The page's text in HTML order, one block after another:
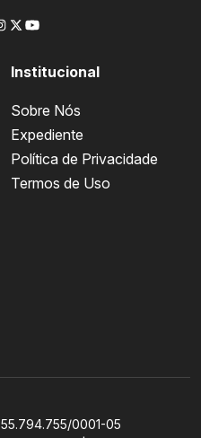
Institucional
Sobre Nós
Expediente
Política de Privacidade
Termos de Uso
55.794.755/0001-05